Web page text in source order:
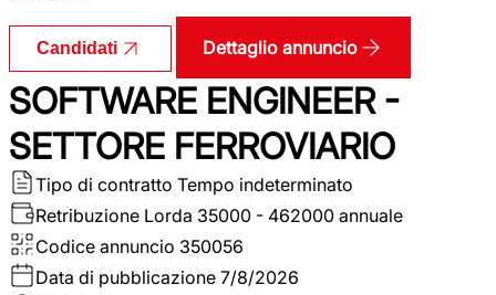
Candidati Dettaglio annuncio
SOFTWARE ENGINEER -
SETTORE FERROVIARIO
Tipo di contratto Tempo indeterminato
Retribuzione Lorda 35000 - 462000 annuale
Codice annuncio 350056
Data di pubblicazione 7/8/2026